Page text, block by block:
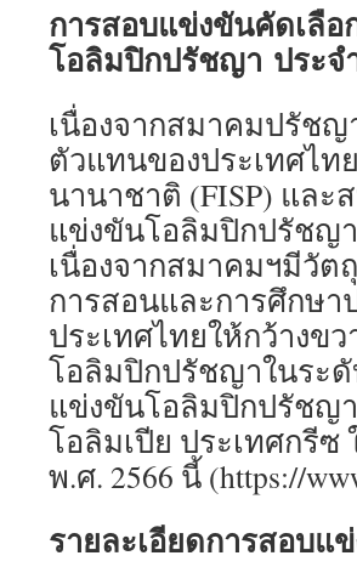
การสอบแข่งขันคัดเลื
โอลิมปิกปรัชญา ประจ
เนื่องจากสมาคมปรัชญ
ตัวแทนของประเทศไ
นานาชาติ (FISP) แล
แข่งขันโอลิมปิกปรัชญ
เนื่องจากสมาคมฯมีวัต
การสอนและการศึกษ
ประเทศไทยให้กว้างข
โอลิมปิกปรัชญาในระ
แข่งขันโอลิมปิกปรัชญ
โอลิมเปีย ประเทศกรีซ
พ.ศ. 2566 นี้ (https://
รายละเอียดการสอบ